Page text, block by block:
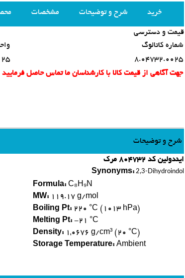
خرید شرح و توضیحات مشخصات
قیمت و دسترسی
شماره کاتالوگ
8.04732.0025
25 ml
جهت آگاهی از قیمت کالا با کارشناسان ما تماس حاصل فرمایید
شرح و توضیحات
ایندولین کد 804732 مرک
Synonyms: 2,3-Dihydroindol
Formula: C₈H₉N
MW: 119.17 g/mol
Boiling Pt: 220 °C (1013 hPa)
Melting Pt: -21 °C
Density: 1,0676 g/cm³ (20 °C)
Storage Temperature: Ambient